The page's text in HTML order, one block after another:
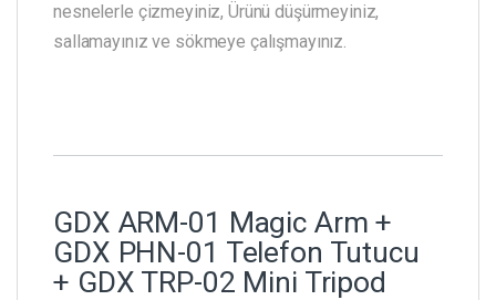
nesnelerle çizmeyiniz, Ürünü düşürmeyiniz,
sallamayınız ve sökmeye çalışmayınız.
GDX ARM-01 Magic Arm +
GDX PHN-01 Telefon Tutucu
+ GDX TRP-02 Mini Tripod